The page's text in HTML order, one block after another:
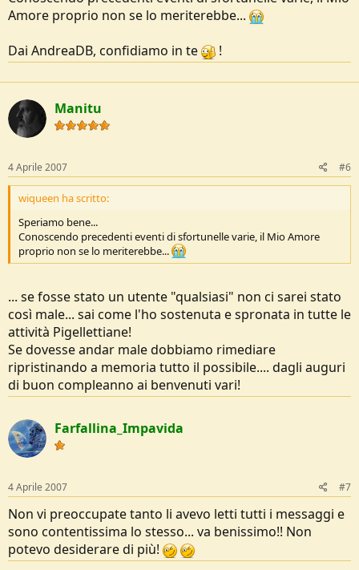
Amore proprio non se lo meriterebbe...
Dai AndreaDB, confidiamo in te
!
Manitu
4 Aprile 2007 #6
wiqueen ha scritto:
Speriamo bene...
Conoscendo precedenti eventi di sfortunelle varie, il Mio Amore
proprio non se lo meriterebbe...
... se fosse stato un utente "qualsiasi" non ci sarei stato
così male... sai come l'ho sostenuta e spronata in tutte le
attività Pigellettiane!
Se dovesse andar male dobbiamo rimediare
ripristinando a memoria tutto il possibile.... dagli auguri
di buon compleanno ai benvenuti vari!
Farfallina_Impavida
4 Aprile 2007 #7
Non vi preoccupate tanto li avevo letti tutti i messaggi e
sono contentissima lo stesso... va benissimo!! Non
potevo desiderare di più!